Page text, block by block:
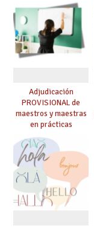
Adjudicación
PROVISIONAL de
maestros y maestras
en prácticas